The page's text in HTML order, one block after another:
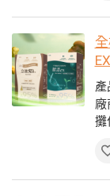
產
廠
攤